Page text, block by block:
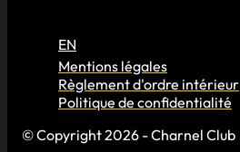
EN
Mentions légales
Règlement d'ordre intérieur
Politique de confidentialité
© Copyright 2026 - Charnel Club